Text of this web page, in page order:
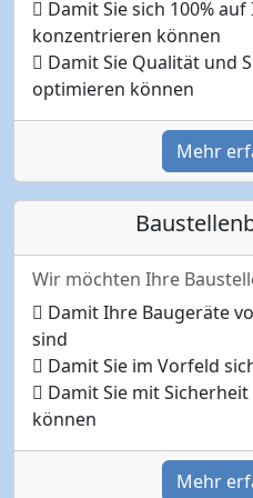
Damit Sie sich 100%
konzentrieren können
Damit Sie Qualität und
optimieren können
Mehr
Wir möchten Ihre
Damit Ihre Baugeräte
sind
Damit Sie im Vorfeld
Damit Sie mit
können
Mehr